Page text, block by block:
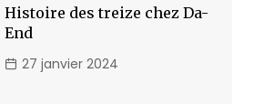
Histoire des treize chez Da-
End
27 janvier 2024